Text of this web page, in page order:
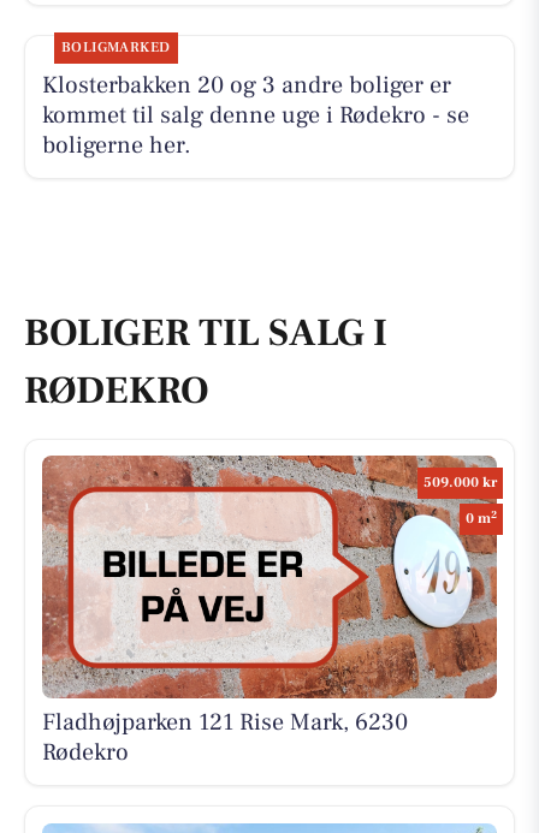
BOLIGMARKED
Klosterbakken 20 og 3 andre boliger er
kommet til salg denne uge i Rødekro - se
boligerne her.
BOLIGER TIL SALG I
RØDEKRO
509.000 kr
0 m2
Fladhøjparken 121 Rise Mark, 6230
Rødekro